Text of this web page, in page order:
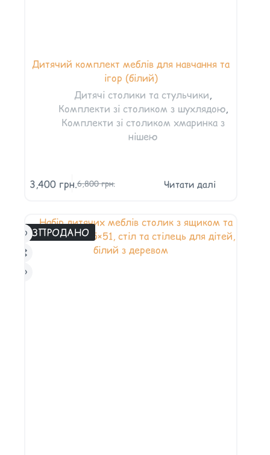
Дитячий комплект меблів для навчання та
ігор (білий)
Дитячі столики та стульчики,
Комплекти зі столиком з шухлядою,
Комплекти зі столиком хмаринка з
нішею
6,800грн.
3,400 грн. Читати далі
РОЗПРОДАНО